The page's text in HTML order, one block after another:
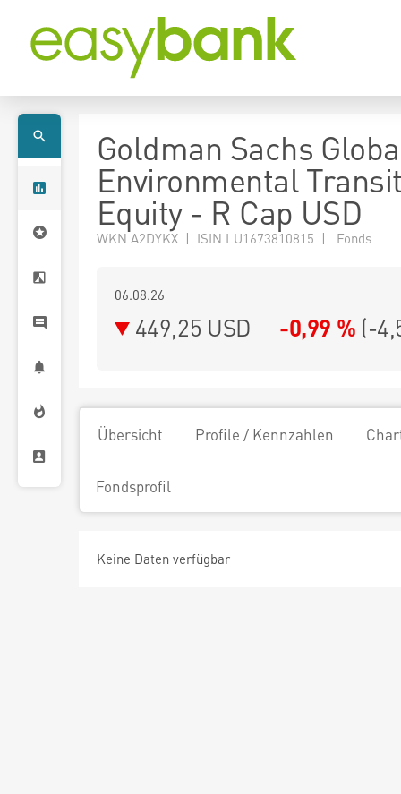
Goldman Sachs
Environmental
Equity - R Cap USD
WKN A2DYKX | ISIN LU1673810815 | Fonds
06.08.26
449,25 USD -0,99 % (-
Übersicht Profile / Kennzahlen
Fondsprofil
Keine Daten verfügbar